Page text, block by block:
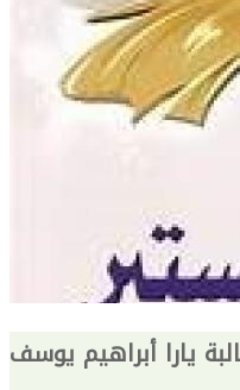
يارا أبراهيم يوسف